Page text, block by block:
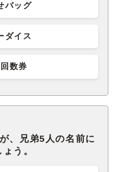
バッグ
ダイス
数券
、兄弟5人の名前に
う。